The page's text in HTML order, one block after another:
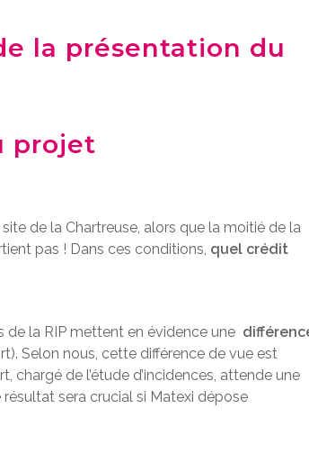
la présentation du
projet
de la Chartreuse, alors que la moitié de la
pas ! Dans ces conditions, quel crédit
de la RIP mettent en évidence une diffé
Selon nous, cette différence de vue est
de l’étude d’incidences, attende une
sera crucial si Matexi dépose